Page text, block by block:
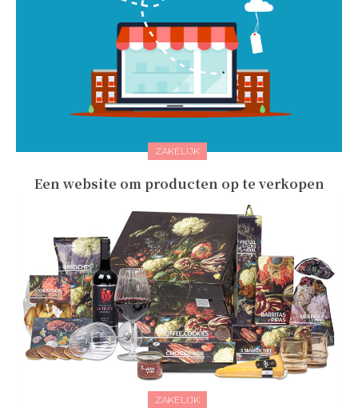
ZAKELIJK
Een website om producten op te verkopen
ZAKELIJK